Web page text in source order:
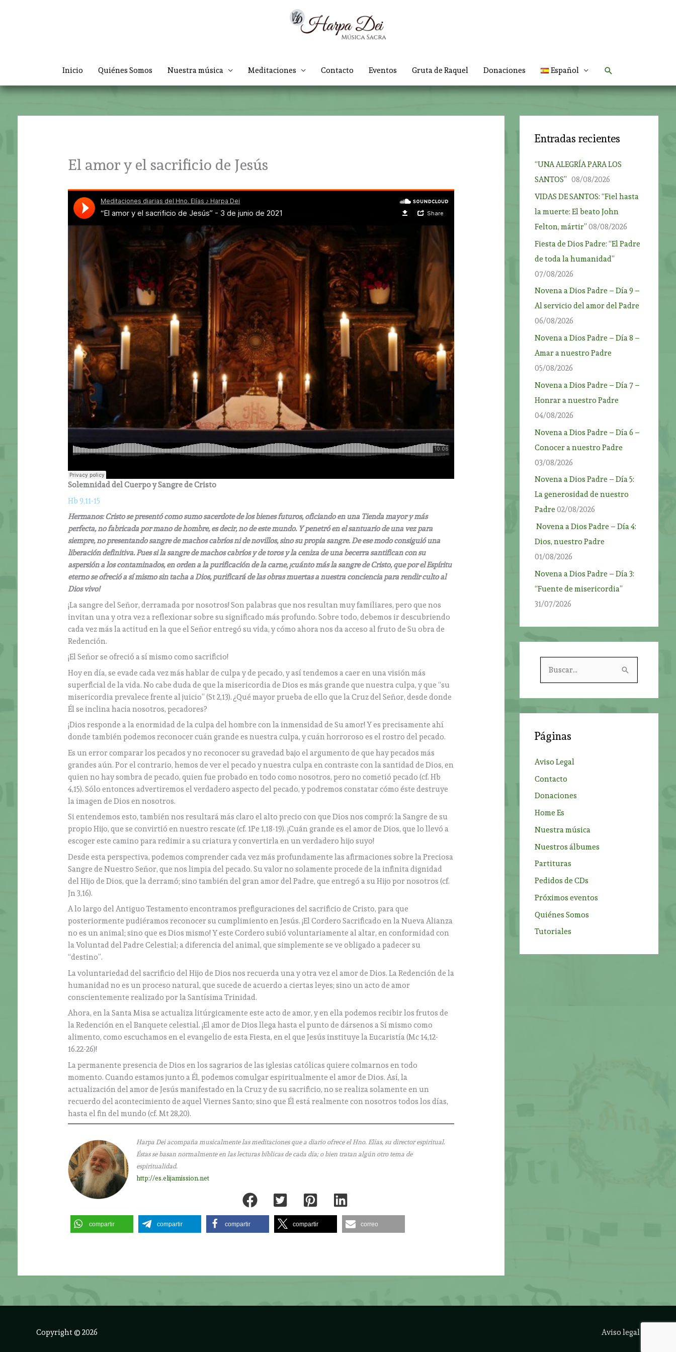
Inicio Quiénes Somos Nuestra música Meditaciones Contacto Eventos Gruta de Raquel Donaciones Español Buscar
El amor y el sacrificio de Jesús
Solemnidad del Cuerpo y Sangre de Cristo
Hb 9,11-15
Hermanos: Cristo se presentó como sumo sacerdote de los bienes futuros, oficiando en una Tienda mayor y más
perfecta, no fabricada por mano de hombre, es decir, no de este mundo. Y penetró en el santuario de una vez para
siempre, no presentando sangre de machos cabríos ni de novillos, sino su propia sangre. De ese modo consiguió una
liberación definitiva. Pues si la sangre de machos cabríos y de toros y la ceniza de una becerra santifican con su
aspersión a los contaminados, en orden a la purificación de la carne, ¡cuánto más la sangre de Cristo, que por el Espíritu
eterno se ofreció a sí mismo sin tacha a Dios, purificará de las obras muertas a nuestra conciencia para rendir culto al
Dios vivo!
¡La sangre del Señor, derramada por nosotros! Son palabras que nos resultan muy familiares, pero que nos
invitan una y otra vez a reflexionar sobre su significado más profundo. Sobre todo, debemos ir descubriendo
cada vez más la actitud en la que el Señor entregó su vida, y cómo ahora nos da acceso al fruto de Su obra de
Redención.
¡El Señor se ofreció a sí mismo como sacrificio!
Hoy en día, se evade cada vez más hablar de culpa y de pecado, y así tendemos a caer en una visión más
superficial de la vida. No cabe duda de que la misericordia de Dios es más grande que nuestra culpa, y que “su
misericordia prevalece frente al juicio” (St 2,13). ¿Qué mayor prueba de ello que la Cruz del Señor, desde donde
Él se inclina hacia nosotros, pecadores?
¡Dios responde a la enormidad de la culpa del hombre con la inmensidad de Su amor! Y es precisamente ahí
donde también podemos reconocer cuán grande es nuestra culpa, y cuán horroroso es el rostro del pecado.
Es un error comparar los pecados y no reconocer su gravedad bajo el argumento de que hay pecados más
grandes aún. Por el contrario, hemos de ver el pecado y nuestra culpa en contraste con la santidad de Dios, en
quien no hay sombra de pecado, quien fue probado en todo como nosotros, pero no cometió pecado (cf. Hb
4,15). Sólo entonces advertiremos el verdadero aspecto del pecado, y podremos constatar cómo éste destruye
la imagen de Dios en nosotros.
Si entendemos esto, también nos resultará más claro el alto precio con que Dios nos compró: la Sangre de su
propio Hijo, que se convirtió en nuestro rescate (cf. 1Pe 1,18-19). ¡Cuán grande es el amor de Dios, que lo llevó a
escoger este camino para redimir a su criatura y convertirla en un verdadero hijo suyo!
Desde esta perspectiva, podemos comprender cada vez más profundamente las afirmaciones sobre la Preciosa
Sangre de Nuestro Señor, que nos limpia del pecado. Su valor no solamente procede de la infinita dignidad
del Hijo de Dios, que la derramó; sino también del gran amor del Padre, que entregó a su Hijo por nosotros (cf.
Jn 3,16).
A lo largo del Antiguo Testamento encontramos prefiguraciones del sacrificio de Cristo, para que
posteriormente pudiéramos reconocer su cumplimiento en Jesús. ¡El Cordero Sacrificado en la Nueva Alianza
no es un animal; sino que es Dios mismo! Y este Cordero subió voluntariamente al altar, en conformidad con
la Voluntad del Padre Celestial; a diferencia del animal, que simplemente se ve obligado a padecer su
“destino”.
La voluntariedad del sacrificio del Hijo de Dios nos recuerda una y otra vez el amor de Dios. La Redención de la
humanidad no es un proceso natural, que sucede de acuerdo a ciertas leyes; sino un acto de amor
conscientemente realizado por la Santísima Trinidad.
Ahora, en la Santa Misa se actualiza litúrgicamente este acto de amor, y en ella podemos recibir los frutos de
la Redención en el Banquete celestial. ¡El amor de Dios llega hasta el punto de dársenos a Sí mismo como
alimento, como escuchamos en el evangelio de esta Fiesta, en el que Jesús instituye la Eucaristía (Mc 14,12-
16.22-26)!
La permanente presencia de Dios en los sagrarios de las iglesias católicas quiere colmarnos en todo
momento. Cuando estamos junto a Él, podemos comulgar espiritualmente el amor de Dios. Así, la
actualización del amor de Jesús manifestado en la Cruz y de su sacrificio, no se realiza solamente en un
recuerdo del acontecimiento de aquel Viernes Santo; sino que Él está realmente con nosotros todos los días,
hasta el fin del mundo (cf. Mt 28,20).
Harpa Dei acompaña musicalmente las meditaciones que a diario ofrece el Hno. Elías, su director espiritual.
Éstas se basan normalmente en las lecturas bíblicas de cada día; o bien tratan algún otro tema de
espiritualidad.
http://es.elijamission.net
compartir compartir compartir compartir correo
Entradas recientes
“UNA ALEGRÍA PARA LOS
SANTOS” 08/08/2026
VIDAS DE SANTOS: “Fiel hasta
la muerte: El beato John
Felton, mártir” 08/08/2026
Fiesta de Dios Padre: “El Padre
de toda la humanidad”
07/08/2026
Novena a Dios Padre – Día 9 –
Al servicio del amor del Padre
06/08/2026
Novena a Dios Padre – Día 8 –
Amar a nuestro Padre
05/08/2026
Novena a Dios Padre – Día 7 –
Honrar a nuestro Padre
04/08/2026
Novena a Dios Padre – Día 6 –
Conocer a nuestro Padre
03/08/2026
Novena a Dios Padre – Día 5:
La generosidad de nuestro
Padre 02/08/2026
Novena a Dios Padre – Día 4:
Dios, nuestro Padre
01/08/2026
Novena a Dios Padre – Día 3:
“Fuente de misericordia”
31/07/2026
r
:
Páginas
Aviso Legal
Contacto
Donaciones
Home Es
Nuestra música
Nuestros álbumes
Partituras
Pedidos de CDs
Próximos eventos
Quiénes Somos
Tutoriales
Copyright © 2026 Aviso legal